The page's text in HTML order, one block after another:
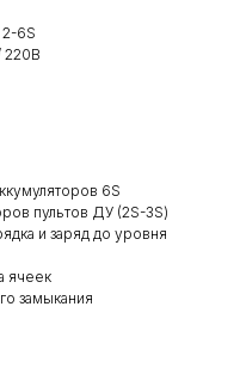
2-6S
220В
6S
пультов ДУ (2S-3S)
и заряд до уровня
ячеек
замыкания